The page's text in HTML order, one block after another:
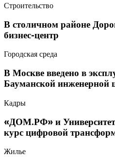
Строительство
В столичном районе
бизнес-центр
Городская среда
В Москве введено в
Бауманской
Кадры
«ДОМ.РФ» и Университет
курс цифровой
Жилье